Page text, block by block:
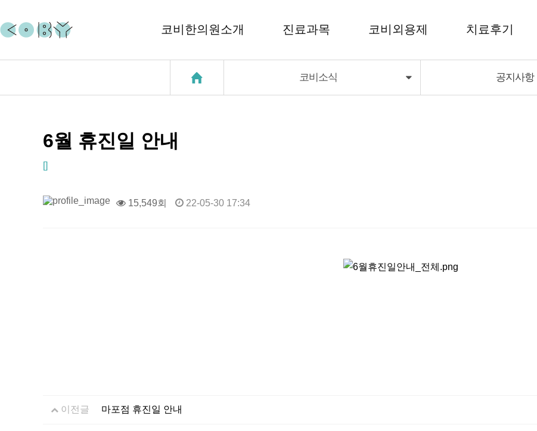
코비한의원소개 진료과목 코비외용제 치료후기
코비외용제
코비소식 공지사항
6월 휴진일 안내
[]
15,549회 22-05-30 17:34
이전글 마포점 휴진일 안내